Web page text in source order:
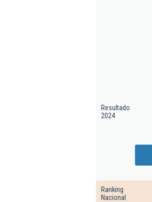
Resultado
2024
Ranking
Nacional